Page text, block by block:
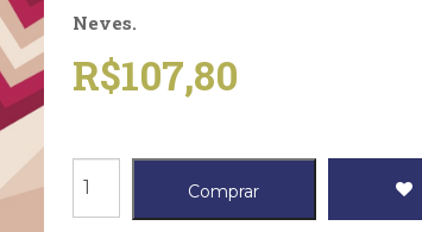
Neves.
R$107,80
Transmissão
Comprar